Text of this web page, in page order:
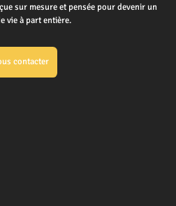
sur mesure et pensée pour devenir un
vie à part entière.
contacter